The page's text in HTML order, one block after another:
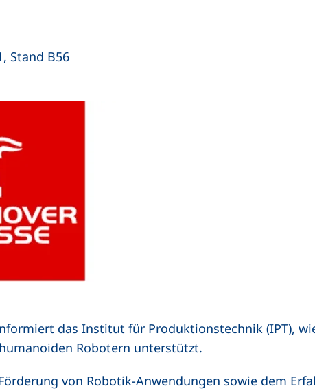
Stand B56
das Institut für Produktionstechnik (IPT),
Robotern unterstützt.
von Robotik-Anwendungen sowie dem